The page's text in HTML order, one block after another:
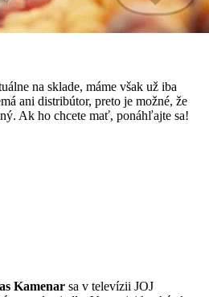
na sklade, máme však už iba
ani distribútor, preto je možné, že
Ak ho chcete mať, ponáhľajte sa!
Kamenar sa v televízii JOJ